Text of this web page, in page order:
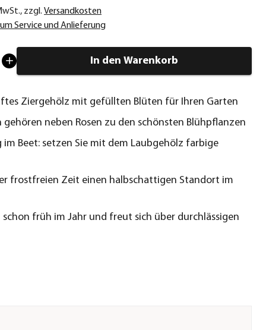
, zzgl. Versandkosten
Service und Anlieferung
In den Warenkorb
Ziergehölz mit gefüllten Blüten für Ihren Garten
gehören neben Rosen zu den schönsten Blühpflanzen
im Beet: setzen Sie mit dem Laubgehölz farbige
frostfreien Zeit einen halbschattigen Standort im
früh im Jahr und freut sich über durchlässigen